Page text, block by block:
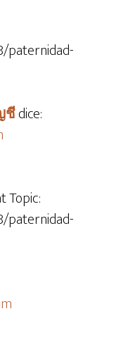
paternidad-
ชีdice:
Topic:
paternidad-